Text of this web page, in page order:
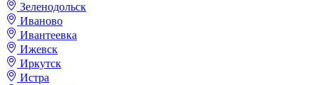
Зеленодольск
Иваново
Ивантеевка
Ижевск
Иркутск
Истра